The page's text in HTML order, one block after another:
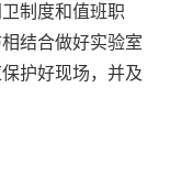
制度和值班职
结合做好实验室
护好现场，并及